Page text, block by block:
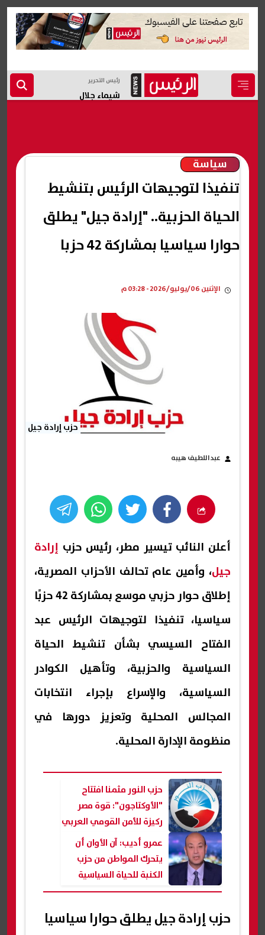
رئيس التحرير
شيماء جلال
سياسة
تنفيذا لتوجيهات الرئيس بتنشيط
الحياة الحزبية.. "إرادة جيل" يطلق
حوارا سياسيا بمشاركة 42 حزبا
الإثنين 06/يوليو/2026 - 03:28 م
حزب إرادة جيل
عبداللطيف هيبه
أعلن النائب تيسير مطر، رئيس حزب إرادة
جيل، وأمين عام تحالف الأحزاب المصرية،
إطلاق حوار حزبي موسع بمشاركة 42 حزبًا
سياسيا، تنفيذا لتوجيهات الرئيس عبد
الفتاح السيسي بشأن تنشيط الحياة
السياسية والحزبية، وتأهيل الكوادر
السياسية، والإسراع بإجراء انتخابات
المجالس المحلية وتعزيز دورها في
منظومة الإدارة المحلية.
حزب النور مثمنا افتتاح
"الأوكتاجون": قوة مصر
ركيزة للأمن القومي العربي
والإسلامي
عمرو أديب: آن الأوان أن
يتحرك المواطن من حزب
الكنبة للحياة السياسية
حزب إرادة جيل يطلق حوارا سياسيا